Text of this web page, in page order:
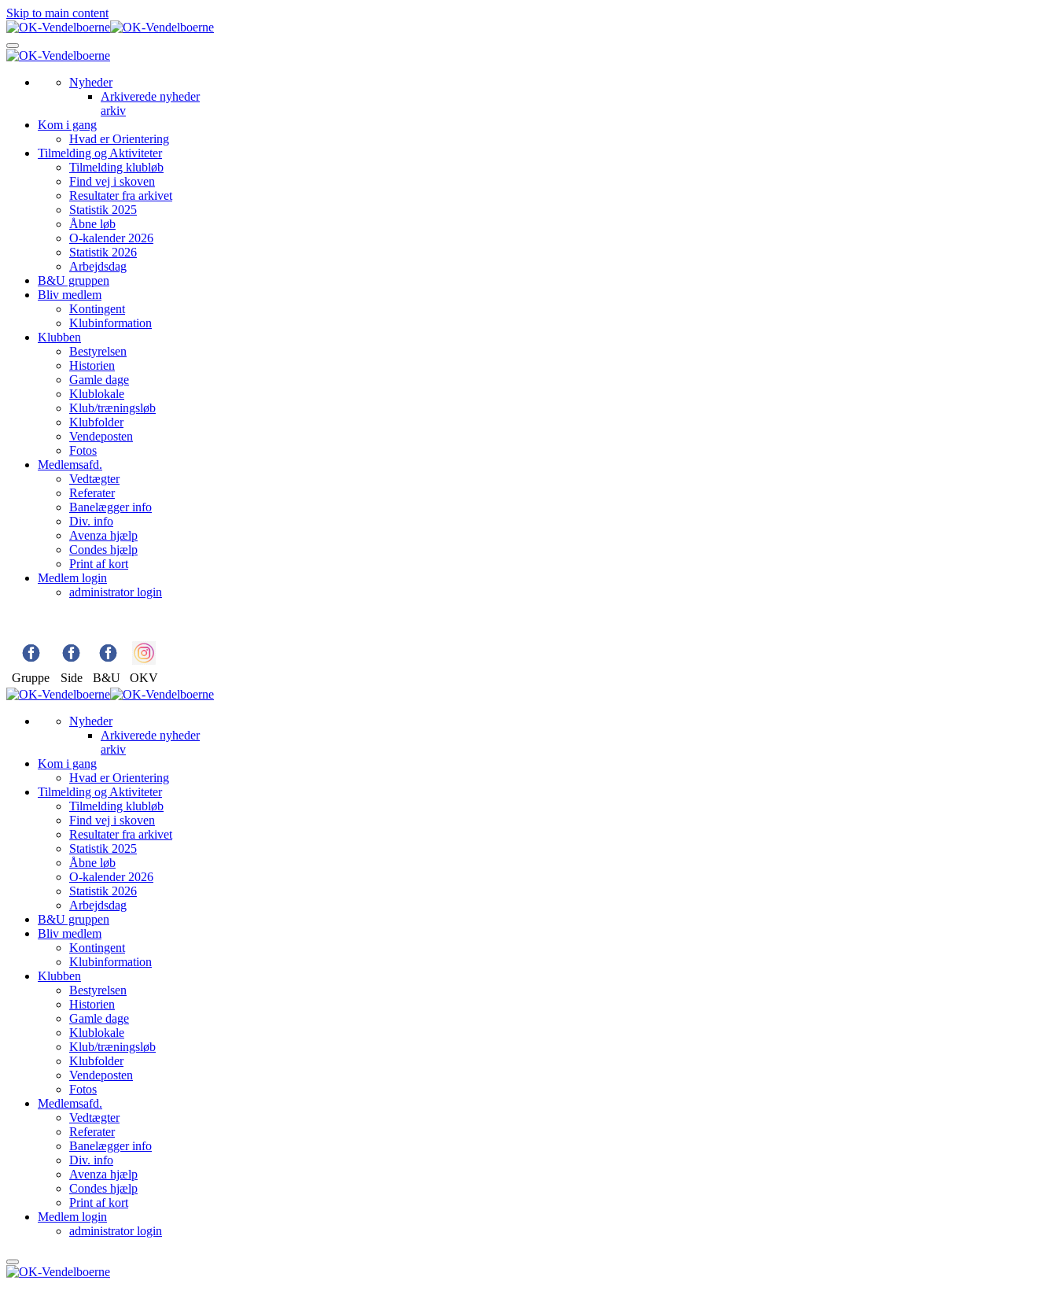
Skip to main content
Nyheder
Arkiverede nyheder
arkiv
Kom i gang
Hvad er Orientering
Tilmelding og Aktiviteter
Tilmelding klubløb
Find vej i skoven
Resultater fra arkivet
Statistik 2025
Åbne løb
O-kalender 2026
Statistik 2026
Arbejdsdag
B&U gruppen
Bliv medlem
Kontingent
Klubinformation
Klubben
Bestyrelsen
Historien
Gamle dage
Klublokale
Klub/træningsløb
Klubfolder
Vendeposten
Fotos
Medlemsafd.
Vedtægter
Referater
Banelægger info
Div. info
Avenza hjælp
Condes hjælp
Print af kort
Medlem login
administrator login
Gruppe Side B&U OKV
Nyheder
Arkiverede nyheder
arkiv
Kom i gang
Hvad er Orientering
Tilmelding og Aktiviteter
Tilmelding klubløb
Find vej i skoven
Resultater fra arkivet
Statistik 2025
Åbne løb
O-kalender 2026
Statistik 2026
Arbejdsdag
B&U gruppen
Bliv medlem
Kontingent
Klubinformation
Klubben
Bestyrelsen
Historien
Gamle dage
Klublokale
Klub/træningsløb
Klubfolder
Vendeposten
Fotos
Medlemsafd.
Vedtægter
Referater
Banelægger info
Div. info
Avenza hjælp
Condes hjælp
Print af kort
Medlem login
administrator login